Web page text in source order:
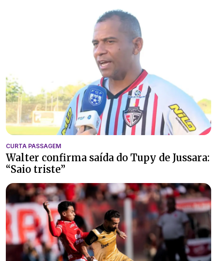
CURTA PASSAGEM
Walter confirma saída do Tupy de Jussara:
“Saio triste”